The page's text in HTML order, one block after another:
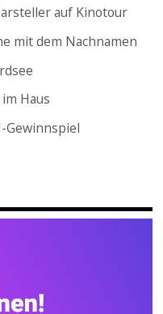
auf Kinotour
mit dem Nachnamen
Haus
Gewinnspiel